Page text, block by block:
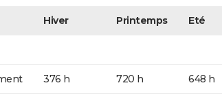
Hiver Printemps Eté
376 h 720 h 648 h